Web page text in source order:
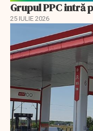
Grupul PPC intră
25 IULIE 2026